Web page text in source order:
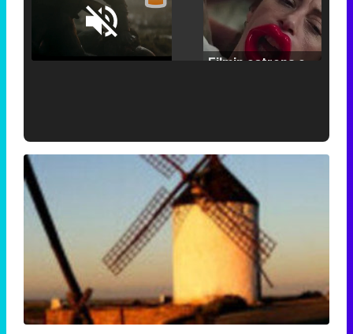
Unmute /
Loaded:
25.30%
'120 Minutos' celebra sus 2.000 programas en Telemadrid con un vídeo del día a día en la redacción